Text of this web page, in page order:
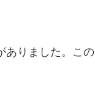
ありました。この